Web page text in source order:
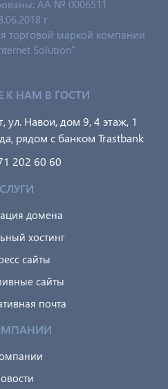
AA № 0006511
г
торговой маркой компании
Solution"
К НАМ В ГОСТИ
ул. Навои, дом 9, 4 этаж, 1
рядом с банком Trastbank
202 60 60
домена
хостинг
сайты
сайты
почта